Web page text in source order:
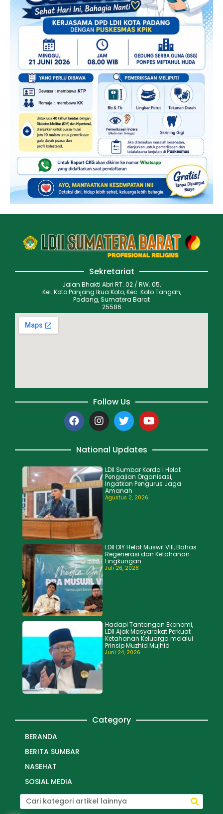
Sekretariat
Jalan Bhakti Abri RT. 02 / RW. 05,
Kel. Koto Panjang Ikua Koto, Kec. Koto Tangah,
Padang, Sumatera Barat
25586
Follow Us
National Updates
LDII Sumbar Korda I Helat
Pengajian Organisasi,
Ingatkan Pengurus Jaga
Amanah
Agustus 2, 2026
LDII DIY Helat Muswil VIII, Bahas
Regenerasi dan Ketahanan
Lingkungan
Juli 26, 2026
Hadapi Tantangan Ekonomi,
LDII Ajak Masyarakat Perkuat
Ketahanan Keluarga melalui
Prinsip Muzhid Mujhid
Juni 24, 2026
Category
BERANDA
BERITA SUMBAR
NASEHAT
SOSIAL MEDIA